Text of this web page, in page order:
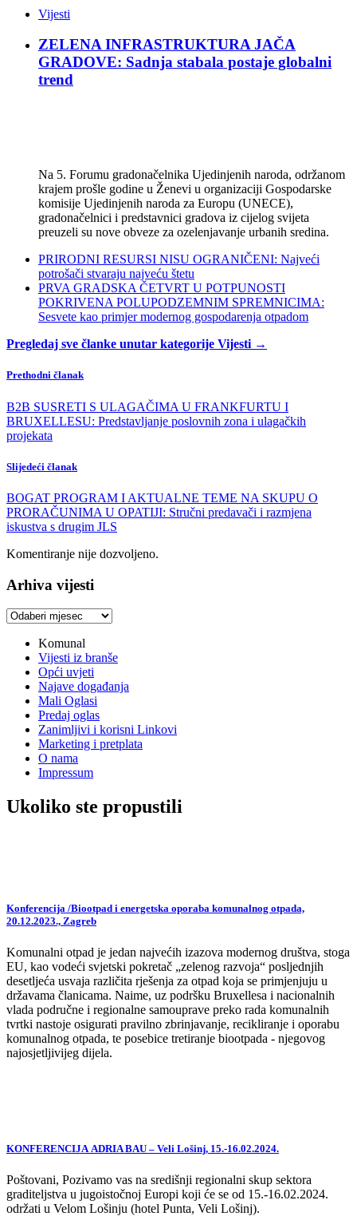
Vijesti
ZELENA INFRASTRUKTURA JAČA
GRADOVE: Sadnja stabala postaje globalni
trend
Na 5. Forumu gradonačelnika Ujedinjenih naroda, održanom
krajem prošle godine u Ženevi u organizaciji Gospodarske
komisije Ujedinjenih naroda za Europu (UNECE),
gradonačelnici i predstavnici gradova iz cijelog svijeta
preuzeli su nove obveze za ozelenjavanje urbanih sredina.
PRIRODNI RESURSI NISU OGRANIČENI: Najveći
potrošači stvaraju najveću štetu
PRVA GRADSKA ČETVRT U POTPUNOSTI
POKRIVENA POLUPODZEMNIM SPREMNICIMA:
Sesvete kao primjer modernog gospodarenja otpadom
Pregledaj sve članke unutar kategorije Vijesti →
Prethodni članak
B2B SUSRETI S ULAGAČIMA U FRANKFURTU I
BRUXELLESU: Predstavljanje poslovnih zona i ulagačkih
projekata
Slijedeći članak
BOGAT PROGRAM I AKTUALNE TEME NA SKUPU O
PRORAČUNIMA U OPATIJI: Stručni predavači i razmjena
iskustva s drugim JLS
Komentiranje nije dozvoljeno.
Arhiva vijesti
Arhiva
Komunal
Vijesti iz branše
Opći uvjeti
Najave događanja
Mali Oglasi
Predaj oglas
Zanimljivi i korisni Linkovi
Marketing i pretplata
O nama
Impressum
Ukoliko ste propustili
Konferencija /Biootpad i energetska oporaba komunalnog otpada,
20.12.2023., Zagreb
Komunalni otpad je jedan najvećih izazova modernog društva, stoga
EU, kao vodeći svjetski pokretač „zelenog razvoja“ posljednjih
desetljeća usvaja različita rješenja za otpad koja se primjenjuju u
državama članicama. Naime, uz podršku Bruxellesa i nacionalnih
vlada područne i regionalne samouprave preko rada komunalnih
tvrtki nastoje osigurati pravilno zbrinjavanje, recikliranje i oporabu
komunalnog otpada, te posebice tretiranje biootpada - njegovog
najosjetljivijeg dijela.
KONFERENCIJA ADRIA BAU – Veli Lošinj, 15.-16.02.2024.
Poštovani, Pozivamo vas na središnji regionalni skup sektora
graditeljstva u jugoistočnoj Europi koji će se od 15.-16.02.2024.
održati u Velom Lošinju (hotel Punta, Veli Lošinj).